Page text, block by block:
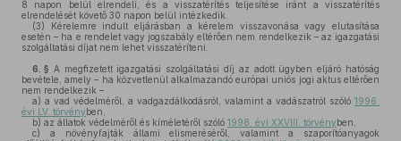
8 napon belül elrendeli, és a visszatérítés teljesítése iránt a visszatérítés
elrendelését követő 30 napon belül intézkedik.
(3) Kérelemre indult eljárásban a kérelem visszavonása vagy elutasítása
esetén – ha e rendelet vagy jogszabály eltérően nem rendelkezik – az igazgatási
szolgáltatási díjat nem lehet visszatéríteni.
6. § A megfizetett igazgatási szolgáltatási díj az adott ügyben eljáró hatóság
bevétele, amely – ha közvetlenül alkalmazandó európai uniós jogi aktus eltérően
nem rendelkezik –
a) a vad védelméről, a vadgazdálkodásról, valamint a vadászatról szóló 1996.
évi LV. törvényben,
b) az állatok védelméről és kíméletéről szóló 1998. évi XXVIII. törvényben,
c) a növényfajták állami elismeréséről, valamint a szaporítóanyagok